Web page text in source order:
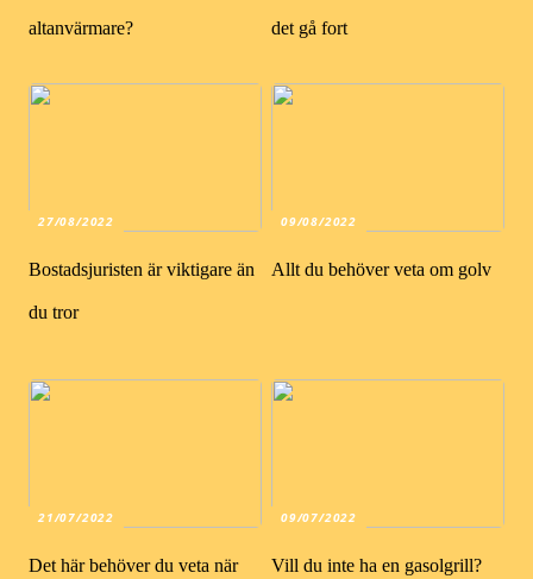
altanvärmare? det gå fort
27/08/2022
Bostadsjuristen är viktigare än
du tror
09/08/2022
Allt du behöver veta om golv
21/07/2022
Det här behöver du veta när
09/07/2022
Vill du inte ha en gasolgrill?